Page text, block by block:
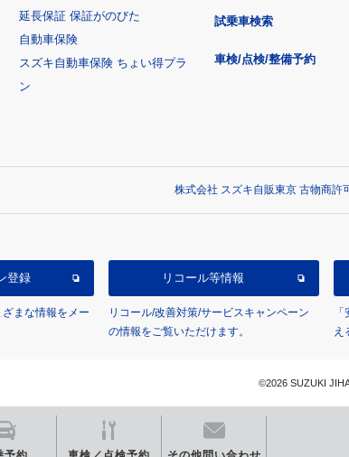
延長保証 保証がのびた
自動車保険
スズキ自動車保険 ちょい得プラ
ン
試乗車検索
車検/点検/整備予約
株式会社 スズキ自販東京 古物商
登録
まな情報をメー
リコール等情報
リコール/改善対策/サービスキャンペーン
の情報をご覧いただけます。
え
©2026 SUZUKI